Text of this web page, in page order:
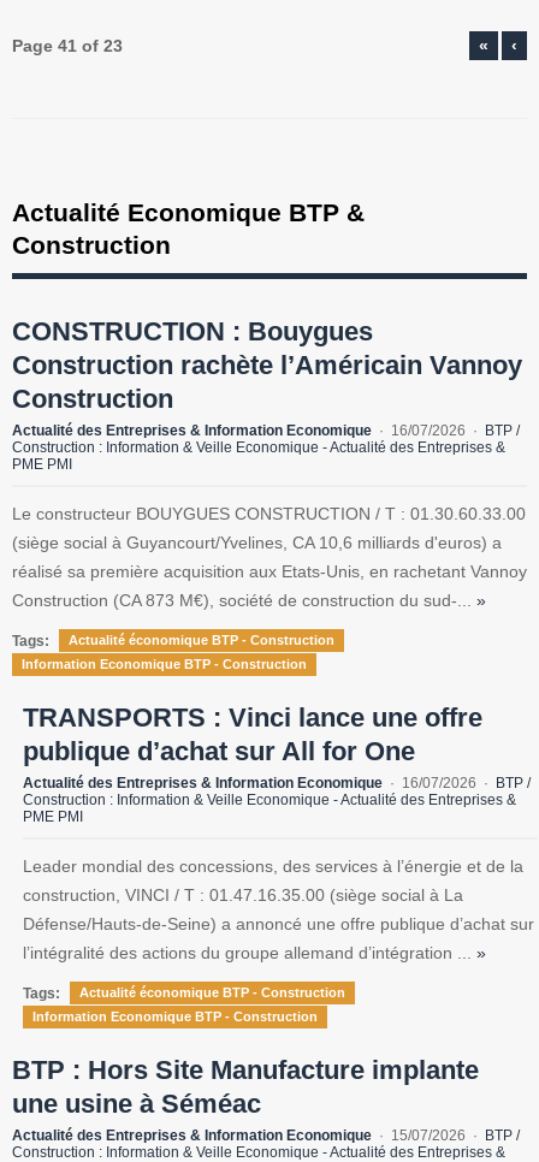
Page 41 of 23 « ‹
Actualité Economique BTP &
Construction
CONSTRUCTION : Bouygues
Construction rachète l’Américain Vannoy
Construction
Actualité des Entreprises & Information Economique 16/07/2026
BTP /
Construction : Information & Veille Economique - Actualité des Entreprises &
PME PMI
Le constructeur BOUYGUES CONSTRUCTION / T : 01.30.60.33.00
(siège social à Guyancourt/Yvelines, CA 10,6 milliards d'euros) a
réalisé sa première acquisition aux Etats-Unis, en rachetant Vannoy
Construction (CA 873 M€), société de construction du sud-... »
Tags:
Actualité économique BTP - Construction
Information Economique BTP - Construction
TRANSPORTS : Vinci lance une offre
publique d’achat sur All for One
Actualité des Entreprises & Information Economique 16/07/2026
BTP /
Construction : Information & Veille Economique - Actualité des Entreprises &
PME PMI
Leader mondial des concessions, des services à l’énergie et de la
construction, VINCI / T : 01.47.16.35.00 (siège social à La
Défense/Hauts-de-Seine) a annoncé une offre publique d’achat sur
l’intégralité des actions du groupe allemand d’intégration ... »
Tags:
Actualité économique BTP - Construction
Information Economique BTP - Construction
BTP : Hors Site Manufacture implante
une usine à Séméac
Actualité des Entreprises & Information Economique 15/07/2026
BTP /
Construction : Information & Veille Economique - Actualité des Entreprises &